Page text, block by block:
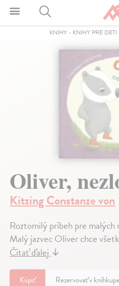
KNIHY - KNIHY PRE DETI
Oliver,
Kitzing Constanze von
Roztomilý príbeh pre malých
Malý jazvec Oliver chce
Čítať ďalej↓
Kúpiť Rezervovať v